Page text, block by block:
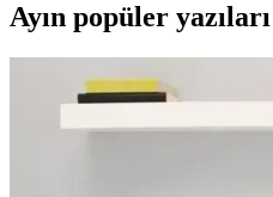
Ayın popüler yazıları